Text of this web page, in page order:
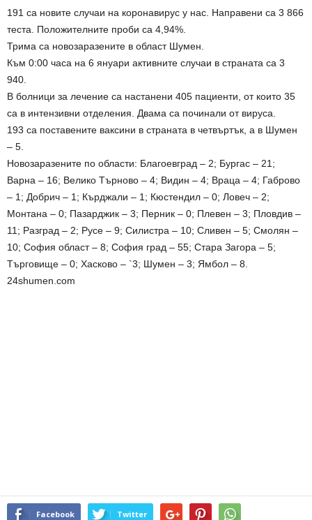
191 са новите случаи на коронавирус у нас. Направени са 3 866
теста. Положителните проби са 4,94%.
Трима са новозаразените в област Шумен.
Към 0:00 часа на 6 януари активните случаи в страната са 3
940.
В болници за лечение са настанени 405 пациенти, от които 35
са в интензивни отделения. Двама са починали от вируса.
193 са поставените ваксини в страната в четвъртък, а в Шумен
– 5.
Новозаразените по области: Благоевград – 2; Бургас – 21;
Варна – 16; Велико Търново – 4; Видин – 4; Враца – 4; Габрово
– 1; Добрич – 1; Кърджали – 1; Кюстендил – 0; Ловеч – 2;
Монтана – 0; Пазарджик – 3; Перник – 0; Плевен – 3; Пловдив –
11; Разград – 2; Русе – 9; Силистра – 10; Сливен – 5; Смолян –
10; София област – 8; София град – 55; Стара Загора – 5;
Търговище – 0; Хасково – `3; Шумен – 3; Ямбол – 8.
24shumen.com
Facebook Twitter